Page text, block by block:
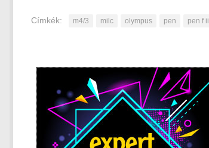
Címkék: m4/3 milc olympus pen pen f ii